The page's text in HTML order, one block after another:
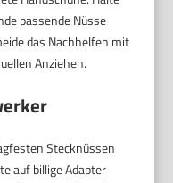
passende Nüsse
das Nachhelfen mit
Anziehen.
Stecknüssen
auf billige Adapter